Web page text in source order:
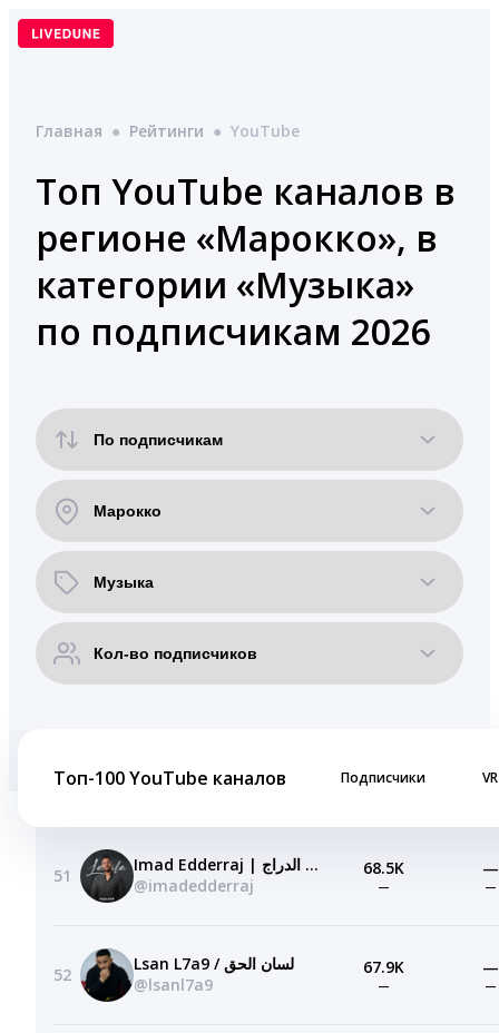
Перейти
Главная ● Рейтинги ● YouTube
Топ YouTube каналов в
регионе «Марокко», в
категории «Музыка»
по подписчикам 2026
Топ-100 YouTube каналов Подписчики VR
51
Imad Edderraj | عماد الدراج
@imadedderraj
68.5K
—
—
—
52
Lsan L7a9 / لسان الحق
@lsanl7a9
67.9K
—
—
—